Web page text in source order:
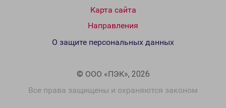
Карта сайта
Направления
© ООО «ПЭК», 2026
Все права защищены и охраняются законом
О защите персональных данных